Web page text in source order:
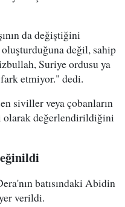
da değiştiğini
değil, sahip
Suriye ordusu ya
etmiyor." dedi.
siviller veya çobanların
olarak değerlendirildiğini
batısındaki Abidin
verildi.